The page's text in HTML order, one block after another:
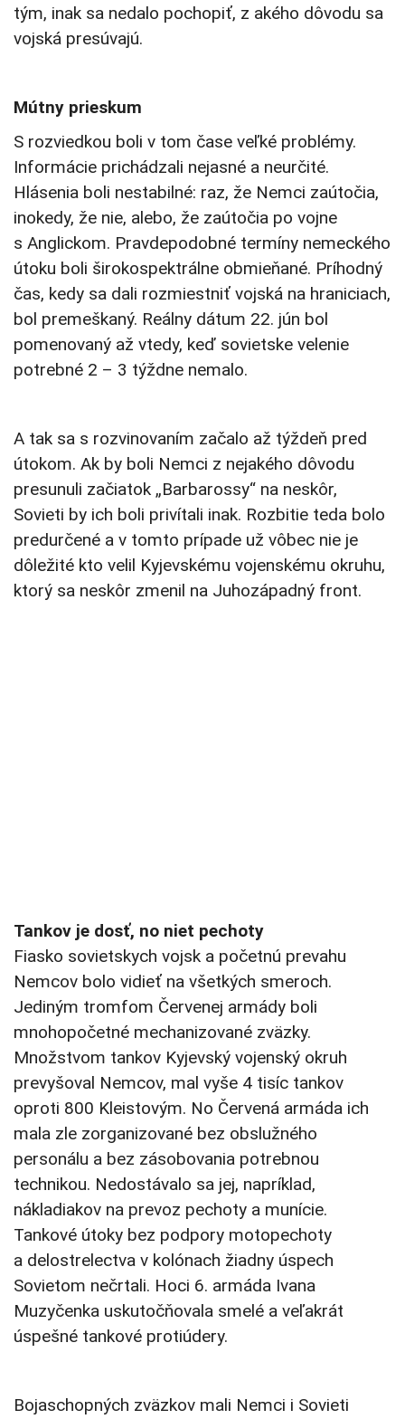
tým, inak sa nedalo pochopiť, z akého dôvodu sa
vojská presúvajú.
Mútny prieskum
S rozviedkou boli v tom čase veľké problémy.
Informácie prichádzali nejasné a neurčité.
Hlásenia boli nestabilné: raz, že Nemci zaútočia,
inokedy, že nie, alebo, že zaútočia po vojne
s Anglickom. Pravdepodobné termíny nemeckého
útoku boli širokospektrálne obmieňané. Príhodný
čas, kedy sa dali rozmiestniť vojská na hraniciach,
bol premeškaný. Reálny dátum 22. jún bol
pomenovaný až vtedy, keď sovietske velenie
potrebné 2 – 3 týždne nemalo.
A tak sa s rozvinovaním začalo až týždeň pred
útokom. Ak by boli Nemci z nejakého dôvodu
presunuli začiatok „Barbarossy“ na neskôr,
Sovieti by ich boli privítali inak. Rozbitie teda bolo
predurčené a v tomto prípade už vôbec nie je
dôležité kto velil Kyjevskému vojenskému okruhu,
ktorý sa neskôr zmenil na Juhozápadný front.
Tankov je dosť, no niet pechoty
Fiasko sovietskych vojsk a početnú prevahu
Nemcov bolo vidieť na všetkých smeroch.
Jediným tromfom Červenej armády boli
mnohopočetné mechanizované zväzky.
Množstvom tankov Kyjevský vojenský okruh
prevyšoval Nemcov, mal vyše 4 tisíc tankov
oproti 800 Kleistovým. No Červená armáda ich
mala zle zorganizované bez obslužného
personálu a bez zásobovania potrebnou
technikou. Nedostávalo sa jej, napríklad,
nákladiakov na prevoz pechoty a munície.
Tankové útoky bez podpory motopechoty
a delostrelectva v kolónach žiadny úspech
Sovietom nečrtali. Hoci 6. armáda Ivana
Muzyčenka uskutočňovala smelé a veľakrát
úspešné tankové protiúdery.
Bojaschopných zväzkov mali Nemci i Sovieti